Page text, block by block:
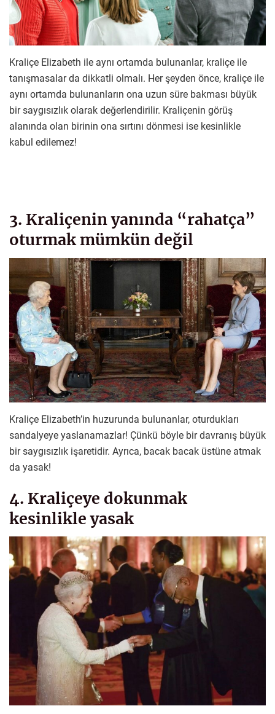
Kraliçe Elizabeth ile aynı ortamda bulunanlar, kraliçe ile
tanışmasalar da dikkatli olmalı. Her şeyden önce, kraliçe ile
aynı ortamda bulunanların ona uzun süre bakması büyük
bir saygısızlık olarak değerlendirilir. Kraliçenin görüş
alanında olan birinin ona sırtını dönmesi ise kesinlikle
kabul edilemez!
3. Kraliçenin yanında “rahatça”
oturmak mümkün değil
Kraliçe Elizabeth’in huzurunda bulunanlar, oturdukları
sandalyeye yaslanamazlar! Çünkü böyle bir davranış büyük
bir saygısızlık işaretidir. Ayrıca, bacak bacak üstüne atmak
da yasak!
4. Kraliçeye dokunmak
kesinlikle yasak